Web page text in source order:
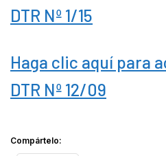
DTR Nº 1/15
Haga clic aquí para
DTR Nº 12/09
Compártelo: